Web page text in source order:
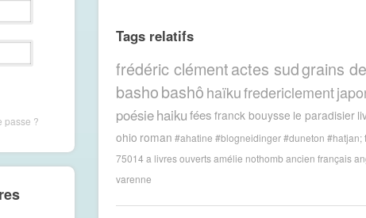
passe ?
Tags relatifs
frédéric clémentactes sudgrains
bashobashôhaïkufredericlement
poésiehaikufées franck bouysse le paradisier
ohio roman #ahatine #blogneidinger #duneton #hatjan;
75014 a livres ouverts amélie nothomb ancien français
varenne